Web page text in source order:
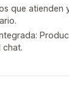
que atienden
chat.